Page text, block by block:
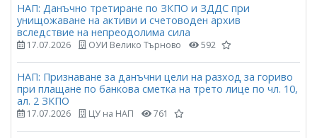
НАП: Данъчно третиране по ЗКПО и ЗДДС при
унищожаване на активи и счетоводен архив
вследствие на непреодолима сила
17.07.2026 ОУИ Велико Търново 592
НАП: Признаване за данъчни цели на разход за гориво
при плащане по банкова сметка на трето лице по чл. 10,
ал. 2 ЗКПО
17.07.2026 ЦУ на НАП 761